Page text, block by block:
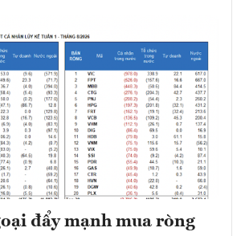
đẩy mạnh mua ròng